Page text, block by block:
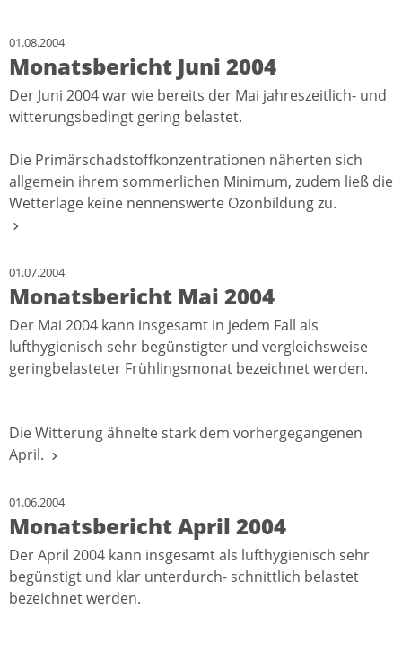
01.08.2004
Monatsbericht Juni 2004
Der Juni 2004 war wie bereits der Mai jahreszeitlich- und
witterungsbedingt gering belastet.
Die Primärschadstoffkonzentrationen näherten sich
allgemein ihrem sommerlichen Minimum, zudem ließ die
Wetterlage keine nennenswerte Ozonbildung zu.
01.07.2004
Monatsbericht Mai 2004
Der Mai 2004 kann insgesamt in jedem Fall als
lufthygienisch sehr begünstigter und vergleichsweise
geringbelasteter Frühlingsmonat bezeichnet werden.
Die Witterung ähnelte stark dem vorhergegangenen
April.
01.06.2004
Monatsbericht April 2004
Der April 2004 kann insgesamt als lufthygienisch sehr
begünstigt und klar unterdurch- schnittlich belastet
bezeichnet werden.